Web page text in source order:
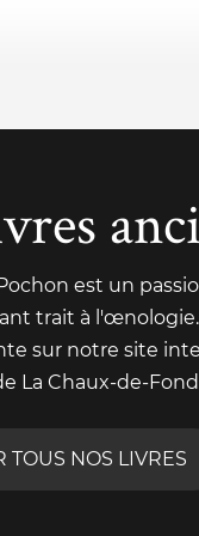
est un
trait à
sur notre site
La Chaux-de-
TOUS NOS LIVRES